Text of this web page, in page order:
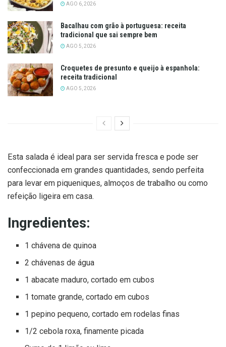
AGO 6, 2026
Bacalhau com grão à portuguesa: receita
tradicional que sai sempre bem
AGO 5, 2026
Croquetes de presunto e queijo à espanhola:
receita tradicional
AGO 5, 2026
Esta salada é ideal para ser servida fresca e pode ser
confeccionada em grandes quantidades, sendo perfeita
para levar em piqueniques, almoços de trabalho ou como
refeição ligeira em casa.
Ingredientes:
1 chávena de quinoa
2 chávenas de água
1 abacate maduro, cortado em cubos
1 tomate grande, cortado em cubos
1 pepino pequeno, cortado em rodelas finas
1/2 cebola roxa, finamente picada